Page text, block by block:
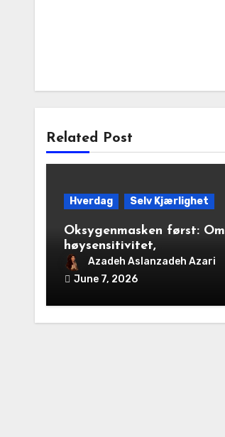
Related Post
Hverdag Selv Kjærlighet
Oksygenmasken først: Om
høysensitivitet,
generasjonstraumer og
det disiplinerte
Azadeh Aslanzadeh Azari
June 7, 2026